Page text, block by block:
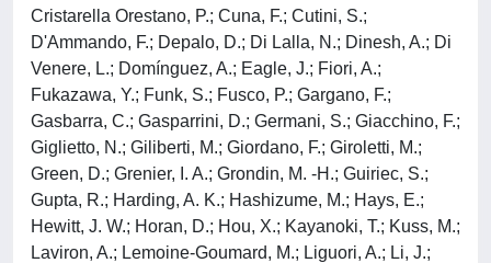
Cristarella Orestano, P.; Cuna, F.; Cutini, S.;
D'Ammando, F.; Depalo, D.; Di Lalla, N.; Dinesh, A.; Di
Venere, L.; Domínguez, A.; Eagle, J.; Fiori, A.;
Fukazawa, Y.; Funk, S.; Fusco, P.; Gargano, F.;
Gasbarra, C.; Gasparrini, D.; Germani, S.; Giacchino, F.;
Giglietto, N.; Giliberti, M.; Giordano, F.; Giroletti, M.;
Green, D.; Grenier, I. A.; Grondin, M. -H.; Guiriec, S.;
Gupta, R.; Harding, A. K.; Hashizume, M.; Hays, E.;
Hewitt, J. W.; Horan, D.; Hou, X.; Kayanoki, T.; Kuss, M.;
Laviron, A.; Lemoine-Goumard, M.; Liguori, A.; Li, J.;